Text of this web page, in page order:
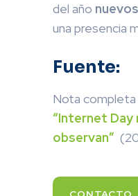
del año
una presencia
Fuente:
Nota completa
“Internet
observan”